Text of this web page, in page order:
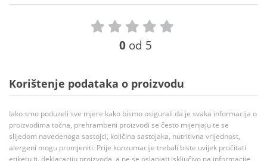
0 od 5
Korištenje podataka o proizvodu
Iako smo poduzeli sve mjere kako bismo osigurali da je svaka informacija o
proizvodima točna, prehrambeni proizvodi se često mijenjaju te se
slijedom navedenoga sastojci, količina sastojaka, nutritivna vrijednost,
alergeni mogu promjeniti. Prije konzumacije trebali biste uvijek pročitati